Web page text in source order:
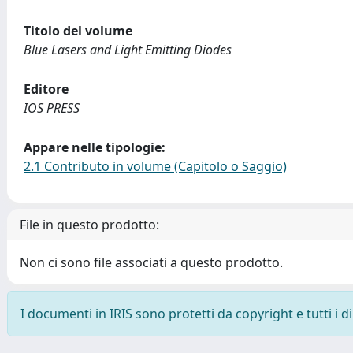
Titolo del volume
Blue Lasers and Light Emitting Diodes
Editore
IOS PRESS
Appare nelle tipologie:
2.1 Contributo in volume (Capitolo o Saggio)
File in questo prodotto:
Non ci sono file associati a questo prodotto.
I documenti in IRIS sono protetti da copyright e tutti i